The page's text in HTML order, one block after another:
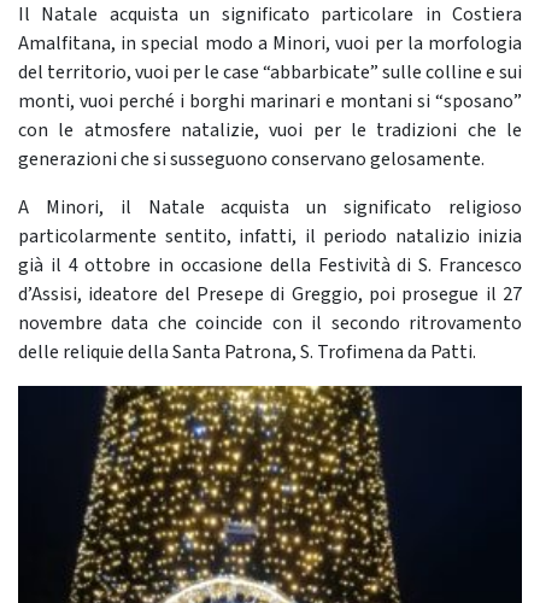
Il Natale acquista un significato particolare in Costiera
Amalfitana, in special modo a Minori, vuoi per la morfologia
del territorio, vuoi per le case “abbarbicate” sulle colline e sui
monti, vuoi perché i borghi marinari e montani si “sposano”
con le atmosfere natalizie, vuoi per le tradizioni che le
generazioni che si susseguono conservano gelosamente.
A Minori, il Natale acquista un significato religioso
particolarmente sentito, infatti, il periodo natalizio inizia
già il 4 ottobre in occasione della Festività di S. Francesco
d’Assisi, ideatore del Presepe di Greggio, poi prosegue il 27
novembre data che coincide con il secondo ritrovamento
delle reliquie della Santa Patrona, S. Trofimena da Patti.